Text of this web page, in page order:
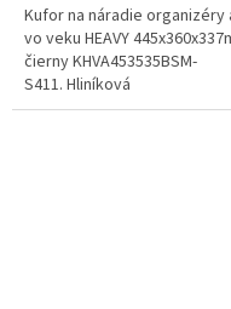
Kufor na náradie organizéry
vo veku HEAVY
čierny KHVA453535BSM-
S411. Hliníková
rukoväť. Organizér vo veku